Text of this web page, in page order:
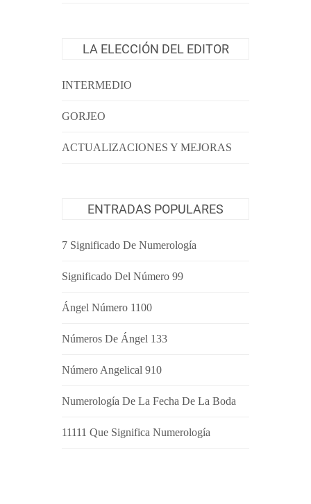
LA ELECCIÓN DEL EDITOR
INTERMEDIO
GORJEO
ACTUALIZACIONES Y MEJORAS
ENTRADAS POPULARES
7 Significado De Numerología
Significado Del Número 99
Ángel Número 1100
Números De Ángel 133
Número Angelical 910
Numerología De La Fecha De La Boda
11111 Que Significa Numerología